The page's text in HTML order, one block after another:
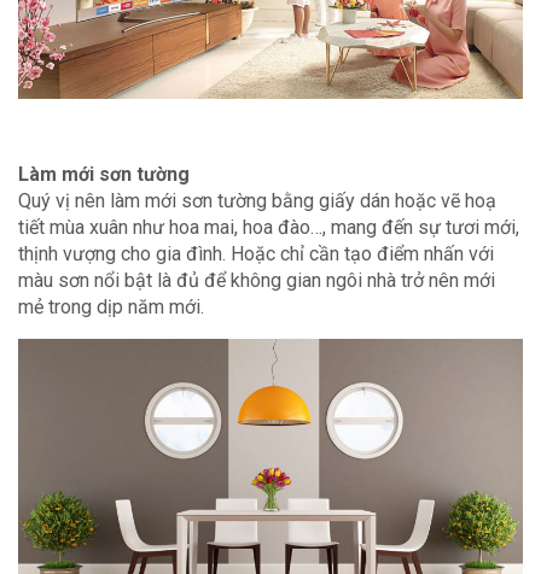
Làm mới sơn tường
Quý vị nên làm mới sơn tường bằng giấy dán hoặc vẽ hoạ
tiết mùa xuân như hoa mai, hoa đào…, mang đến sự tươi mới,
thịnh vượng cho gia đình. Hoặc chỉ cần tạo điểm nhấn với
màu sơn nổi bật là đủ để không gian ngôi nhà trở nên mới
mẻ trong dịp năm mới.